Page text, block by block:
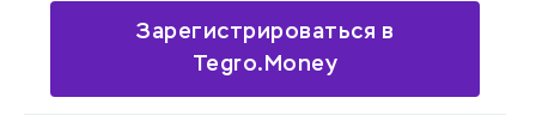
Зарегистрироваться в
Tegro.Money